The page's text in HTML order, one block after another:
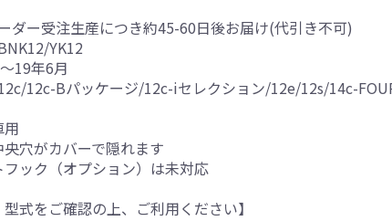
ー受注生産につき約45-60日後お届け(代引き不可)
YK12
19年6月
12c-Bパッケージ/12c-iセレクション/12e/12s/14c-
穴がカバーで隠れます
ック（オプション）は未対応
型式をご確認の上、ご利用ください】